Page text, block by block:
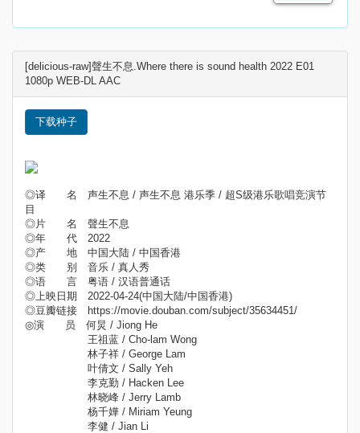
[delicious-raw]聲生不息.Where there is sound health 2022 E01
1080p WEB-DL AAC
下载种子
◎译 名 声生不息 / 声生不息 港乐季 / 超S级港乐歌唱竞演节
目
◎片 名 聲生不息
◎年 代 2022
◎产 地 中国大陆 / 中国香港
◎类 别 音乐 / 真人秀
◎语 言 粤语 / 汉语普通话
◎上映日期 2022-04-24(中国大陆/中国香港)
◎豆瓣链接 https://movie.douban.com/subject/35634451/
◎演 员 何炅 / Jiong He
王祖蓝 / Cho-lam Wong
林子祥 / George Lam
叶倩文 / Sally Yeh
李克勤 / Hacken Lee
林晓峰 / Jerry Lamb
杨千嬅 / Miriam Yeung
李健 / Jian Li